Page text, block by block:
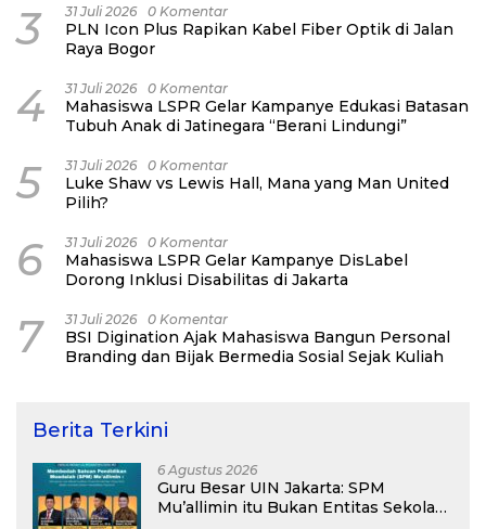
3 31 Juli 2026 0 Komentar
PLN Icon Plus Rapikan Kabel Fiber Optik di Jalan
Raya Bogor
4 31 Juli 2026 0 Komentar
Mahasiswa LSPR Gelar Kampanye Edukasi Batasan
Tubuh Anak di Jatinegara “Berani Lindungi”
5 31 Juli 2026 0 Komentar
Luke Shaw vs Lewis Hall, Mana yang Man United
Pilih?
6 31 Juli 2026 0 Komentar
Mahasiswa LSPR Gelar Kampanye DisLabel
Dorong Inklusi Disabilitas di Jakarta
7 31 Juli 2026 0 Komentar
BSI Digination Ajak Mahasiswa Bangun Personal
Branding dan Bijak Bermedia Sosial Sejak Kuliah
Berita Terkini
6 Agustus 2026
Guru Besar UIN Jakarta: SPM
Mu’allimin itu Bukan Entitas Sekolah